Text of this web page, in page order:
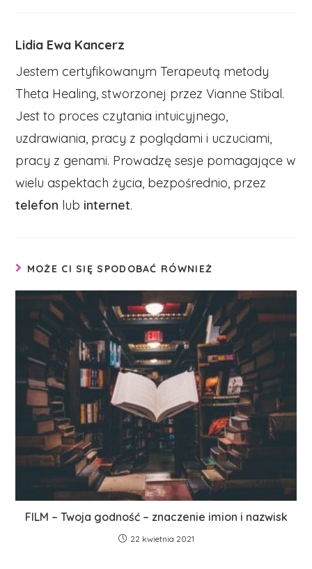
Lidia Ewa Kancerz
Jestem certyfikowanym Terapeutą metody
Theta Healing, stworzonej przez Vianne Stibal.
Jest to proces czytania intuicyjnego,
uzdrawiania, pracy z poglądami i uczuciami,
pracy z genami. Prowadzę sesje pomagające w
wielu aspektach życia, bezpośrednio, przez
telefon lub internet.
MOŻE CI SIĘ SPODOBAĆ RÓWNIEŻ
FILM – Twoja godność – znaczenie imion i nazwisk
22 kwietnia 2021